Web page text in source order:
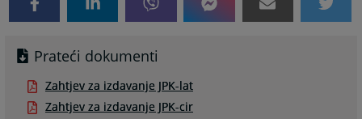
Prateći dokumenti
Zahtjev za izdavanje JPK-lat
Zahtjev za izdavanje JPK-cir